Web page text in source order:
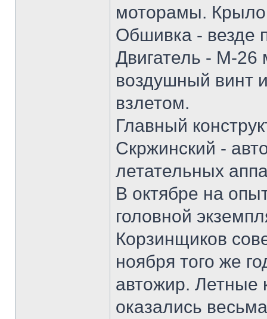
моторамы. Крыло
Обшивка - везде
Двигатель - М-
воздушный винт
взлетом.
Главный
Скржинский -
летательных
В октябре на
головной
Корзинщиков
ноября того же
автожир. Летные
оказались